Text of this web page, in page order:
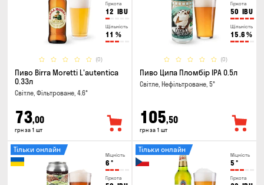
Гіркота
12 IBU
Щільність
11 %
(0)
Пиво Birra Moretti L'autentica
0.33л
Світле, Фільтроване, 4.6°
73,00
грн за 1 шт
Гіркота
50 IBU
Щільність
15.6 %
(0)
Пиво Ципа Пломбір IPA 0.5л
Світле, Нефільтроване, 5°
105,50
грн за 1 шт
Міцність
6 °
Гіркота
Тільки онлайн
Міцність
5 °
Гіркота
Тільки онлайн